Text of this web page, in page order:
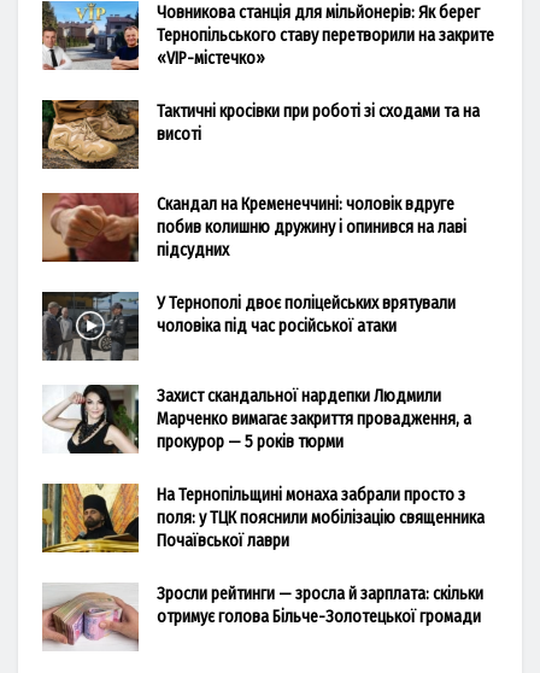
Човникова станція для мільйонерів: Як берег
Тернопільського ставу перетворили на закрите
«VIP-містечко»
Тактичні кросівки при роботі зі сходами та на
висоті
Скандал на Кременеччині: чоловік вдруге
побив колишню дружину і опинився на лаві
підсудних
У Тернополі двоє поліцейських врятували
чоловіка під час російської атаки
Захист скандальної нардепки Людмили
Марченко вимагає закриття провадження, а
прокурор — 5 років тюрми
На Тернопільщині монаха забрали просто з
поля: у ТЦК пояснили мобілізацію священника
Почаївської лаври
Зросли рейтинги — зросла й зарплата: скільки
отримує голова Більче-Золотецької громади